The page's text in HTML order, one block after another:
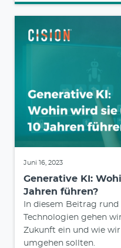
Juni 16, 2023
Generative KI:
Jahren führen?
In diesem Beitrag
Technologien gehen
Zukunft ein und wie
umgehen sollten.